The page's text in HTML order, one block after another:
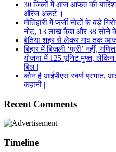
30 जिलों में आज आफत की
ऑरेंज अलर्ट ।
मोतिहारी में फर्जी नोटों के बड़े
नोट, 13 लाख कैश और 38 सोने के
बेतिया शहर से लेकर गांव तक आज
बिहार में बिजली ‘फ्री’ नहीं,
योजना में 125 यूनिट मुफ्त, लेकिन
बिल |
कौन है आईपीएस स्वर्ण प्रभात,
कहानी |
Recent Comments
Timeline